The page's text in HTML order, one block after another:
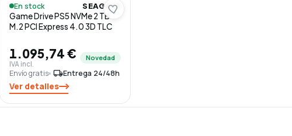
En stock SEAGATE
Game Drive PS5 NVMe 2 TB
M.2 PCI Express 4.0 3D TLC
1.095,74 €
IVA incl.
Novedad
Envío gratis local_shippingEntrega 24/48h
Ver detalles